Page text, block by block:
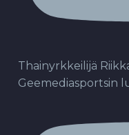
Thainyrkkeilijä
Geemediasportsin